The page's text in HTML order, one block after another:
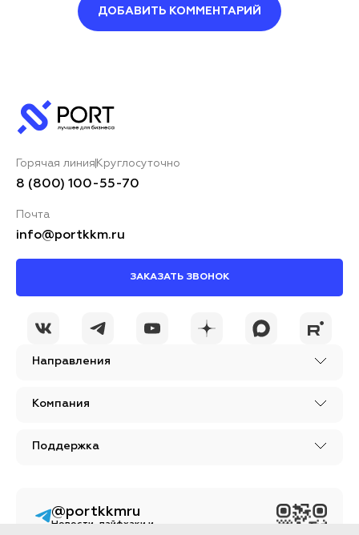
ДОБАВИТЬ КОММЕНТАРИЙ
Ваш комментарий*
конфиденциальности
КОММЕНТАРИЙ
Направления
Компания
Поддержка
Горячая линия Круглосуточно
8 (800) 100-55-70
Почта
info@portkkm.ru
ЗАКАЗАТЬ ЗВОНОК
@portkkmru
Новости, лайфхаки и